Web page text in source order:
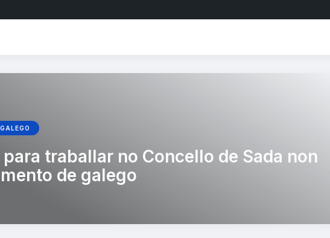
traballar no Concello de Sada non
de galego